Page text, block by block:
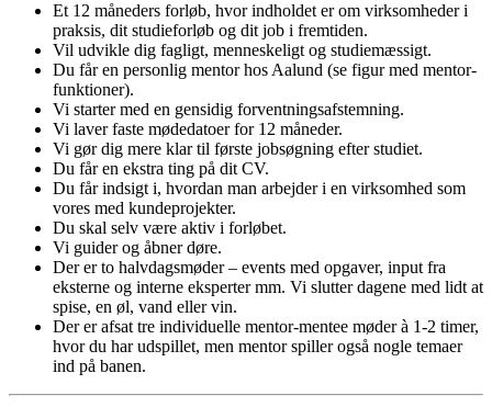
Et 12 måneders forløb, hvor indholdet er om virksomheder i
praksis, dit studieforløb og dit job i fremtiden.
Vil udvikle dig fagligt, menneskeligt og studiemæssigt.
Du får en personlig mentor hos Aalund (se figur med mentor-
funktioner).
Vi starter med en gensidig forventningsafstemning.
Vi laver faste mødedatoer for 12 måneder.
Vi gør dig mere klar til første jobsøgning efter studiet.
Du får en ekstra ting på dit CV.
Du får indsigt i, hvordan man arbejder i en virksomhed som
vores med kundeprojekter.
Du skal selv være aktiv i forløbet.
Vi guider og åbner døre.
Der er to halvdagsmøder – events med opgaver, input fra
eksterne og interne eksperter mm. Vi slutter dagene med lidt at
spise, en øl, vand eller vin.
Der er afsat tre individuelle mentor-mentee møder à 1-2 timer,
hvor du har udspillet, men mentor spiller også nogle temaer
ind på banen.